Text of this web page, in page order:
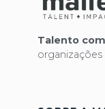
Talento